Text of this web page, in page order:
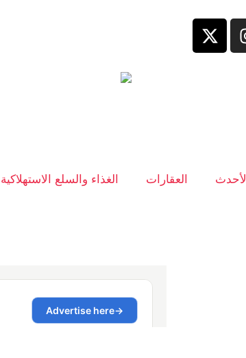
الأحدث العقارات الغذاء والسلع